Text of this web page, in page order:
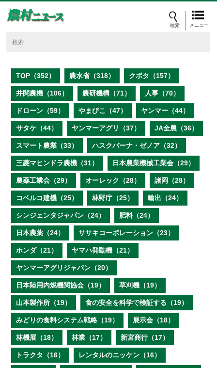
メニュー
TOP（352） 農水省（318） クボタ（157）
井関農機（106） 農研機構（71） 人事（70）
ドローン（59） やまびこ（47） ヤンマー（44）
サタケ（44） ヤンマーアグリ（37） JA全農（36）
スマート農業（33） ハスクバーナ・ゼノア（32）
三菱マヒンドラ農機（31） 日本農業機械工業会（29）
農薬工業会（29） オーレック（28） 諸岡（28）
コベルコ建機（25） 林野庁（25） 輸出（24）
シンジェンタジャパン（24） 肥料（24）
日本農薬（24） ササキコーポレーション（23）
ホンダ（21） ヤマハ発動機（21）
ヤンマーアグリジャパン（20）
日本陸用内燃機関協会（19） 草刈機（19）
山本製作所（19） 食の安全を科学で検証する（19）
みどりの食料システム戦略（19） 展示会（18）
林機展（18） 林業（17） 新宮商行（17）
トラクタ（16） レンタルのニッケン（16）